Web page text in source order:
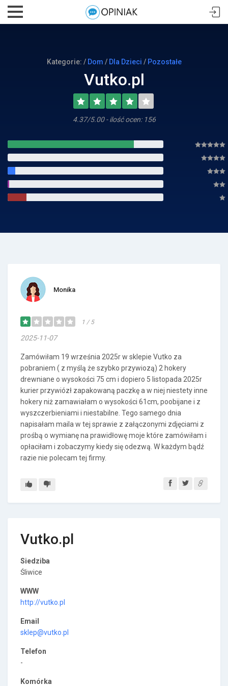
Kategorie: / Dom / Dla Dzieci / Pozostałe
Vutko.pl
4.37/5.00 - ilość ocen: 156
Monika
1 / 5
2025-11-07
Zamówiłam 19 września 2025r w sklepie Vutko za
pobraniem ( z myślą że szybko przywiozą) 2 hokery
drewniane o wysokości 75 cm i dopiero 5 listopada 2025r
kurier przywiózł zapakowaną paczkę a w niej niestety inne
hokery niż zamawiałam o wysokości 61cm, poobijane i z
wyszczerbieniami i niestabilne. Tego samego dnia
napisałam maila w tej sprawie z załączonymi zdjęciami z
prośbą o wymianę na prawidłowę moje które zamówiłam i
opłaciłam i zobaczymy kiedy się odezwą. W każdym bądź
razie nie polecam tej firmy.
Vutko.pl
Siedziba
Śliwice
WWW
http://vutko.pl
Email
sklep@vutko.pl
Telefon
-
Komórka